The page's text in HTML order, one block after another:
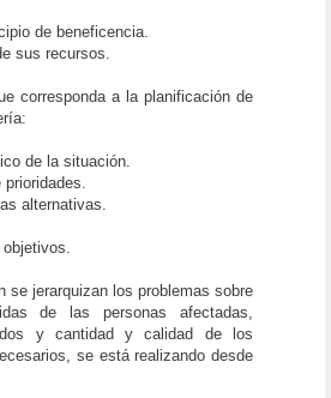
de beneficencia.
sus recursos.
corresponda a la planificación de
de la situación.
alternativas.
se jerarquizan los problemas sobre
de las personas afectadas,
y cantidad y calidad de los
se está realizando desde